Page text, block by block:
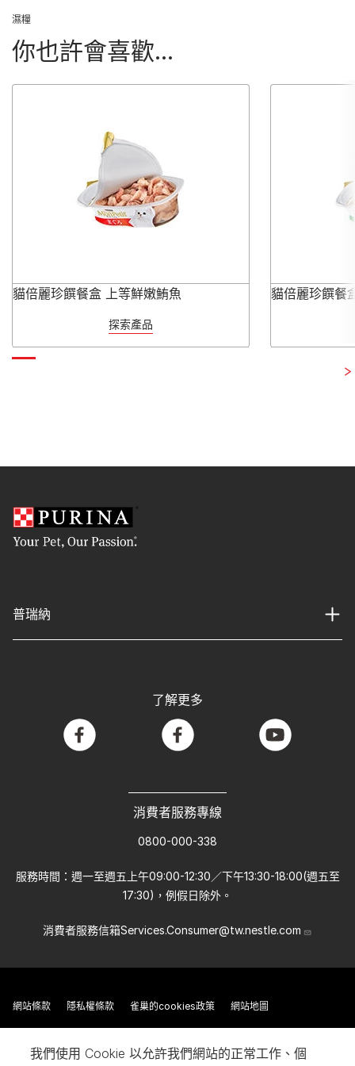
濕糧
你也許會喜歡...
貓倍麗珍饌餐盒 上等鮮嫩鮪魚
探索產品
貓倍麗珍饌餐
普瑞納
消費者服務專線
0800-000-338
服務時間：週一至週五上午09:00-12:30／下午13:30-18:00(週五至
17:30)，例假日除外。
消費者服務信箱Services.Consumer@tw.nestle.com
了解更多
facebook facebook youtube
網站條款 隱私權條款 雀巢的cookies政策 網站地圖
我們使用 Cookie 以允許我們網站的正常工作、個